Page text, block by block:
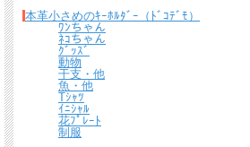
本革小さめのｷｰﾎﾙﾀﾞｰ（ﾄﾞｺﾃﾞﾓ）
ﾜﾝちゃん
ﾈｺちゃん
ｸﾞｯｽﾞ
動物
干支・他
魚・他
Tｼｬﾂ
ｲﾆｼｬﾙ
花ﾌﾟﾚｰﾄ
制服